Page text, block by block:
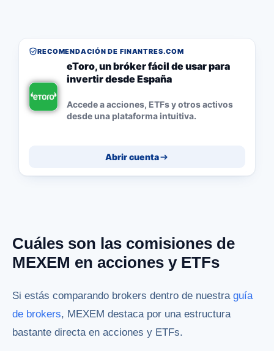
RECOMENDACIÓN DE FINANTRES.COM
eToro, un bróker fácil de usar para
invertir desde España
Accede a acciones, ETFs y otros activos
desde una plataforma intuitiva.
Abrir cuenta
Cuáles son las comisiones de
MEXEM en acciones y ETFs
Si estás comparando brokers dentro de nuestra guía
de brokers, MEXEM destaca por una estructura
bastante directa en acciones y ETFs.